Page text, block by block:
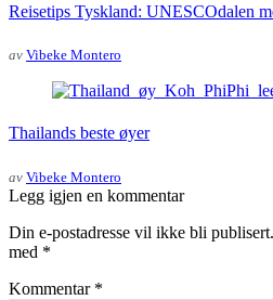
Reisetips Tyskland: UNESCOdalen
av Vibeke Montero
Thailands beste øyer
av Vibeke Montero
Legg igjen en kommentar
Din e-postadresse vil ikke bli publisert.
med *
Kommentar *